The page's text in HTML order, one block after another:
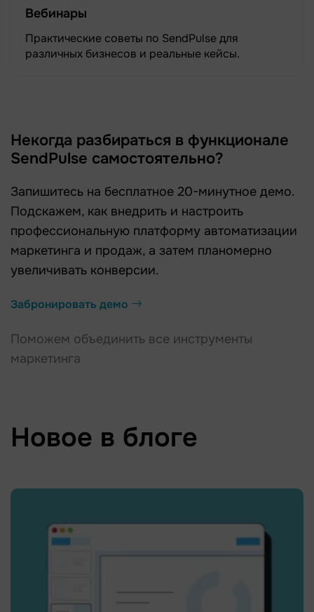
Вебинары
Практические советы по SendPulse для
различных бизнесов и реальные кейсы.
Некогда разбираться в функционале
SendPulse самостоятельно?
Запишитесь на бесплатное 20-минутное демо.
Подскажем, как внедрить и настроить
профессиональную платформу автоматизации
маркетинга и продаж, а затем планомерно
увеличивать конверсии.
Забронировать демо
Поможем объединить все инструменты
маркетинга
Новое в блоге